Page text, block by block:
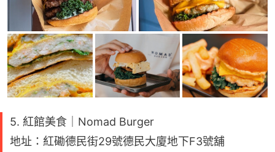
5. 紅館美食｜Nomad Burger
地址：紅磡德民街29號德民大廈地下F3號舖